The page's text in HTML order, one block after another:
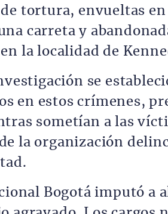
tortura, envueltas
carreta y
la localidad de
se
en estos crímenes,
sometían a las
la organización
Bogotá imputó a